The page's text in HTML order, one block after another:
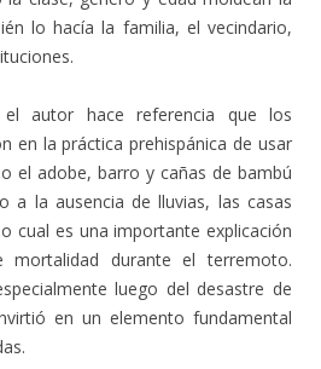
lo hacía la familia, el vecindario,
autor hace referencia que los
en la práctica prehispánica de usar
el adobe, barro y cañas de bambú
a la ausencia de lluvias, las casas
cual es una importante explicación
durante el terremoto.
luego del desastre de
en un elemento fundamental